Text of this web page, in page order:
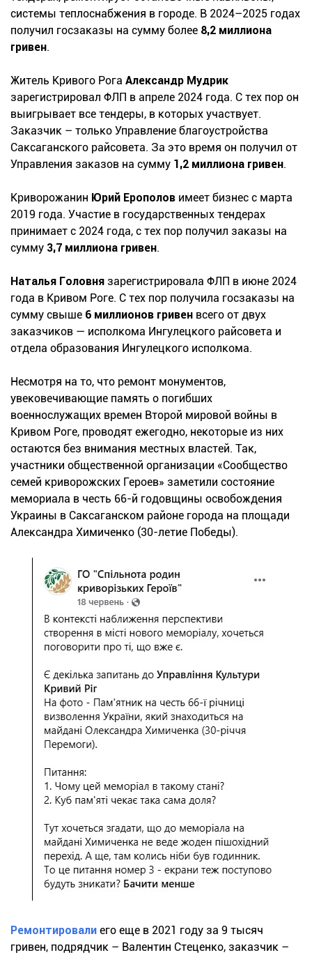
системы теплоснабжения в городе. В 2024–2025 годах
получил госзаказы на сумму более 8,2 миллиона
гривен.
Житель Кривого Рога Александр Мудрик
зарегистрировал ФЛП в апреле 2024 года. С тех пор он
выигрывает все тендеры, в которых участвует.
Заказчик – только Управление благоустройства
Саксаганского райсовета. За это время он получил от
Управления заказов на сумму 1,2 миллиона гривен.
Криворожанин Юрий Ерополов имеет бизнес с марта
2019 года. Участие в государственных тендерах
принимает с 2024 года, с тех пор получил заказы на
сумму 3,7 миллиона гривен.
Наталья Головня зарегистрировала ФЛП в июне 2024
года в Кривом Роге. С тех пор получила госзаказы на
сумму свыше 6 миллионов гривен всего от двух
заказчиков — исполкома Ингулецкого райсовета и
отдела образования Ингулецкого исполкома.
Несмотря на то, что ремонт монументов,
увековечивающие память о погибших
военнослужащих времен Второй мировой войны в
Кривом Роге, проводят ежегодно, некоторые из них
остаются без внимания местных властей. Так,
участники общественной организации «Сообщество
семей криворожских Героев» заметили состояние
мемориала в честь 66-й годовщины освобождения
Украины в Саксаганском районе города на площади
Александра Химиченко (30-летие Победы).
Ремонтировали его еще в 2021 году за 9 тысяч
гривен, подрядчик – Валентин Стеценко, заказчик –